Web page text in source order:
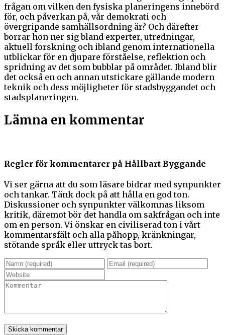
frågan om vilken den fysiska planeringens innebörd
för, och påverkan på, vår demokrati och
övergripande samhällsordning är? Och därefter
borrar hon ner sig bland experter, utredningar,
aktuell forskning och ibland genom internationella
utblickar för en djupare förståelse, reflektion och
spridning av det som bubblar på området. Ibland blir
det också en och annan utstickare gällande modern
teknik och dess möjligheter för stadsbyggandet och
stadsplaneringen.
Lämna en kommentar
Regler för kommentarer på Hållbart Byggande
Vi ser gärna att du som läsare bidrar med synpunkter
och tankar. Tänk dock på att hålla en god ton.
Diskussioner och synpunkter välkomnas liksom
kritik, däremot bör det handla om sakfrågan och inte
om en person. Vi önskar en civiliserad ton i vårt
kommentarsfält och alla påhopp, kränkningar,
stötande språk eller uttryck tas bort.